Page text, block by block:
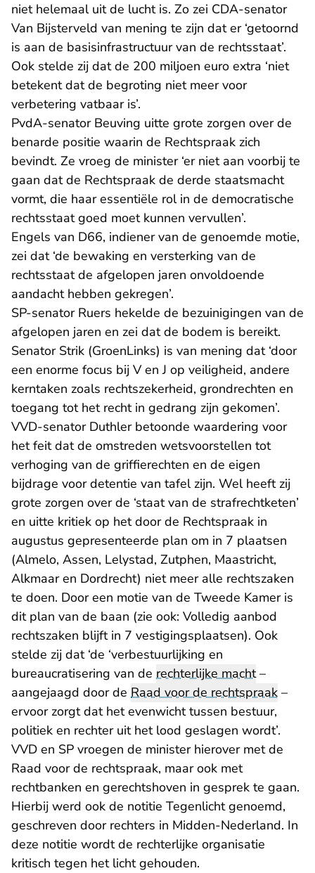
niet helemaal uit de lucht is. Zo zei CDA-senator
Van Bijsterveld van mening te zijn dat er ‘getoornd
is aan de basisinfrastructuur van de rechtsstaat’.
Ook stelde zij dat de 200 miljoen euro extra ‘niet
betekent dat de begroting niet meer voor
verbetering vatbaar is’.
PvdA-senator Beuving uitte grote zorgen over de
benarde positie waarin de Rechtspraak zich
bevindt. Ze vroeg de minister ‘er niet aan voorbij te
gaan dat de Rechtspraak de derde staatsmacht
vormt, die haar essentiële rol in de democratische
rechtsstaat goed moet kunnen vervullen’.
Engels van D66, indiener van de genoemde motie,
zei dat ‘de bewaking en versterking van de
rechtsstaat de afgelopen jaren onvoldoende
aandacht hebben gekregen’.
SP-senator Ruers hekelde de bezuinigingen van de
afgelopen jaren en zei dat de bodem is bereikt.
Senator Strik (GroenLinks) is van mening dat ‘door
een enorme focus bij V en J op veiligheid, andere
kerntaken zoals rechtszekerheid, grondrechten en
toegang tot het recht in gedrang zijn gekomen’.
VVD-senator Duthler betoonde waardering voor
het feit dat de omstreden wetsvoorstellen tot
verhoging van de griffierechten en de eigen
bijdrage voor detentie van tafel zijn. Wel heeft zij
grote zorgen over de ‘staat van de strafrechtketen’
en uitte kritiek op het door de Rechtspraak in
augustus gepresenteerde plan om in 7 plaatsen
(Almelo, Assen, Lelystad, Zutphen, Maastricht,
Alkmaar en Dordrecht) niet meer alle rechtszaken
te doen. Door een motie van de Tweede Kamer is
dit plan van de baan (zie ook: Volledig aanbod
rechtszaken blijft in 7 vestigingsplaatsen). Ook
stelde zij dat ‘de ‘verbestuurlijking en
bureaucratisering van de rechterlijke macht–
aangejaagd door de Raad voor de rechtspraak –
ervoor zorgt dat het evenwicht tussen bestuur,
politiek en rechter uit het lood geslagen wordt’.
VVD en SP vroegen de minister hierover met de
Raad voor de rechtspraak, maar ook met
rechtbanken en gerechtshoven in gesprek te gaan.
Hierbij werd ook de notitie Tegenlicht genoemd,
geschreven door rechters in Midden-Nederland. In
deze notitie wordt de rechterlijke organisatie
kritisch tegen het licht gehouden.